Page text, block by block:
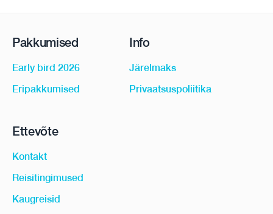
Pakkumised
Early bird 2026
Eripakkumised
Info
Järelmaks
Privaatsuspoliitika
Ettevõte
Kontakt
Reisitingimused
Kaugreisid